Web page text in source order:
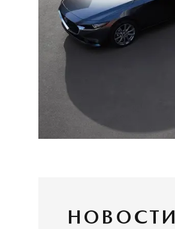
НОВОСТИ